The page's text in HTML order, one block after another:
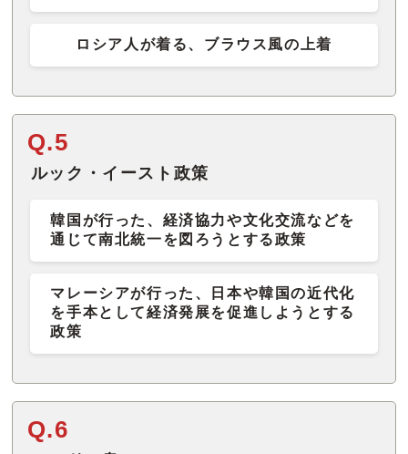
ロシア人が着る、ブラウス風の上着
Q.5
ルック・イースト政策
韓国が行った、経済協力や文化交流などを
通じて南北統一を図ろうとする政策
マレーシアが行った、日本や韓国の近代化
を手本として経済発展を促進しようとする
政策
Q.6